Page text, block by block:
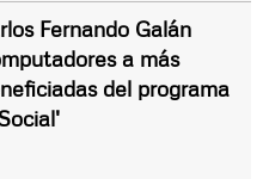
Fernando Galán
a más
del programa